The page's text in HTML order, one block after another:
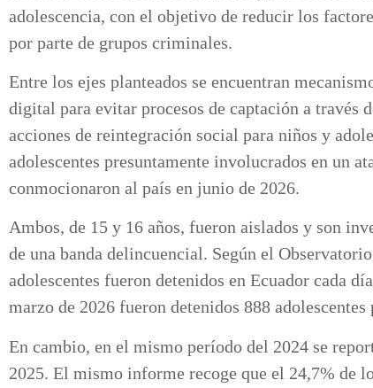
adolescencia, con el objetivo de reducir los
por parte de grupos criminales.
Entre los ejes planteados se encuentran
digital para evitar procesos de captación a través
acciones de reintegración social para niños y
adolescentes presuntamente involucrados en un
conmocionaron al país en junio de 2026.
Ambos, de 15 y 16 años, fueron aislados y son
de una banda delincuencial. Según el
adolescentes fueron detenidos en Ecuador cada
marzo de 2026 fueron detenidos 888
En cambio, en el mismo período del 2024 se
2025. El mismo informe recoge que el 24,7% de